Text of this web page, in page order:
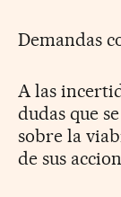
Demandas
A las
dudas que
sobre la
de sus